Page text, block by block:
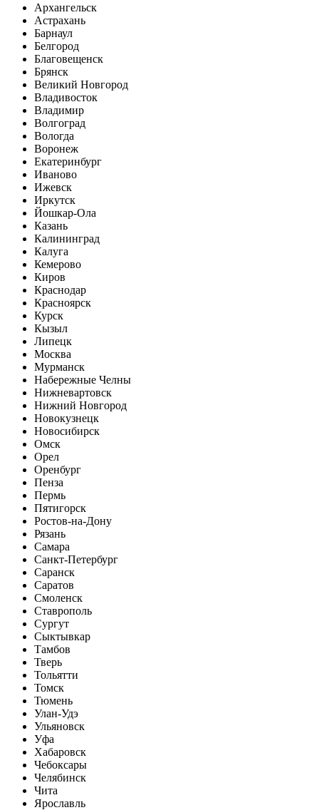
Архангельск
Астрахань
Барнаул
Белгород
Благовещенск
Брянск
Великий Новгород
Владивосток
Владимир
Волгоград
Вологда
Воронеж
Екатеринбург
Иваново
Ижевск
Иркутск
Йошкар-Ола
Казань
Калининград
Калуга
Кемерово
Киров
Краснодар
Красноярск
Курск
Кызыл
Липецк
Москва
Мурманск
Набережные Челны
Нижневартовск
Нижний Новгород
Новокузнецк
Новосибирск
Омск
Орел
Оренбург
Пенза
Пермь
Пятигорск
Ростов-на-Дону
Рязань
Самара
Санкт-Петербург
Саранск
Саратов
Смоленск
Ставрополь
Сургут
Сыктывкар
Тамбов
Тверь
Тольятти
Томск
Тюмень
Улан-Удэ
Ульяновск
Уфа
Хабаровск
Чебоксары
Челябинск
Чита
Ярославль